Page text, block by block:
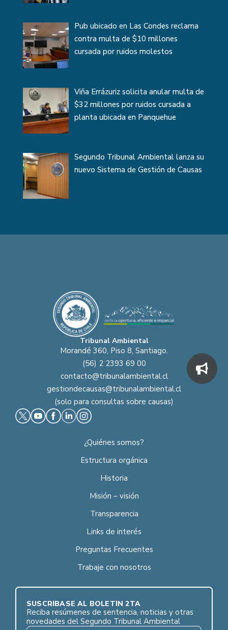
Pub ubicado en Las Condes reclama
contra multa de $10 millones
cursada por ruidos molestos
Viña Errázuriz solicita anular multa de
$32 millones por ruidos cursada a
planta ubicada en Panquehue
Segundo Tribunal Ambiental lanza su
nuevo Sistema de Gestión de Causas
Tribunal Ambiental
Morandé 360, Piso 8, Santiago.
(56) 2 2393 69 00
contacto@tribunalambiental.cl
gestiondecausas@tribunalambiental.cl
(solo para consultas sobre causas)
¿Quiénes somos?
Estructura orgánica
Historia
Misión – visión
Transparencia
Links de interés
Preguntas Frecuentes
Trabaje con nosotros
SUSCRÍBASE AL BOLETÍN 2TA
Reciba resúmenes de sentencia, noticias y otras
novedades del Segundo Tribunal Ambiental